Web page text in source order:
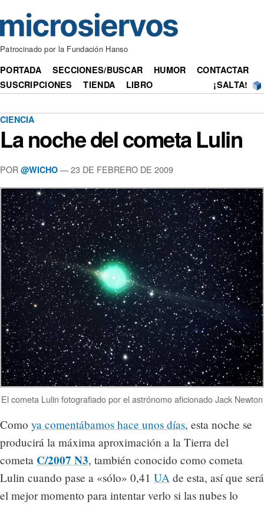
Patrocinado por la Fundación Hanso
PORTADA SECCIONES/BUSCAR HUMOR
CONTACTAR
SUSCRIPCIONES
TIENDA LIBRO ¡SALTA!
CIENCIA
La noche del cometa Lulin
POR @WICHO — 23 DE FEBRERO DE 2009
El cometa Lulin fotografiado por el astrónomo aficionado Jack Newton
Como ya comentábamos hace unos días, esta noche se
producirá la máxima aproximación a la Tierra del
cometa C/2007 N3, también conocido como cometa
Lulin cuando pase a «sólo» 0,41 UA de esta, así que será
el mejor momento para intentar verlo si las nubes lo